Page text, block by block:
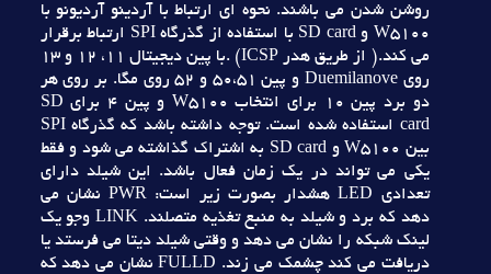
روشن شدن مي باشند. نحوه اي ارتباط با آردينو آرديونو با
W5100 و SD card با استفاده از گذرگاه SPI ارتباط برقرار
مي کند.( از طريق هدر ICSP) .با پين ديجيتال 11، 12 و 13
روي Duemilanove و پين 50،51 و 52 روي مگا. بر روي هر
دو برد پين 10 براي انتخاب W5100 و پين 4 براي SD
card استفاده شده است. توجه داشته باشد که گذرگاه SPI
بين W5100 و SD card به اشتراک گذاشته مي شود و فقط
يکي مي تواند در يک زمان فعال باشد. اين شيلد داراي
تعدادي LED هشدار بصورت زير است: PWR نشان مي
دهد که برد و شيلد به منبع تغذيه متصلند. LINK وجو يک
لينک شبکه را نشان مي دهد و وقتي شيلد ديتا مي فرستد يا
دريافت مي کند چشمک مي زند. FULLD نشان مي دهد که